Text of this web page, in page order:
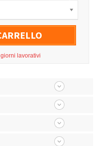
lavorativi